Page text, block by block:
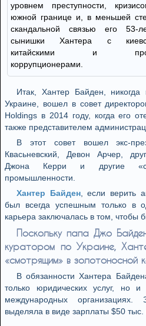
уровнем преступности,
южной границе и, в меньшей
скандальной связью его 53-
сынишки Хантера с
китайскими и
коррупционерами.
Итак, Хантер Байден,
Украине, вошел в совет
Holdings в 2014 году, когда его
также представителем
В этот совет вошел экс-
Квасьневский, Девон Арчер,
Джона Керри и другие
промышленности.
Хантер Байден, если верить
был всегда успешным только в
карьера заключалась в том, чтобы
Поскольку папа Джо
куратором по Украине,
«смотрящим» в золотоносной
В обязанности Хантера
только юридических услуг, но
международных
выделяла в виде зарплаты $50 тыс.